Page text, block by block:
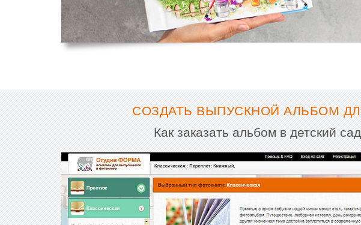
СОЗДАТЬ ВЫПУСКНОЙ АЛЬБОМ
Как заказать альбом в детский